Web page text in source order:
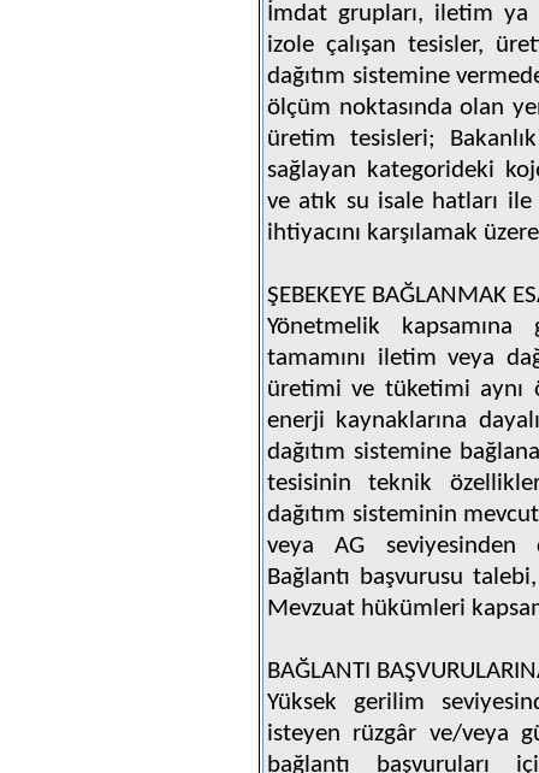
İmdat grupları, iletim ya
izole çalışan tesisler,
dağıtım sistemine
ölçüm noktasında olan
üretim tesisleri;
sağlayan kategorideki
ve atık su isale hatları
ihtiyacını karşılamak
ŞEBEKEYE BAĞLANMAK
Yönetmelik
tamamını iletim veya
üretimi ve tüketimi aynı
enerji kaynaklarına
dağıtım sistemine
tesisinin teknik
dağıtım sisteminin
veya AG seviyesinden
Bağlantı başvurusu
Mevzuat hükümleri
BAĞLANTI
Yüksek gerilim
isteyen rüzgâr ve/veya
bağlantı başvuruları